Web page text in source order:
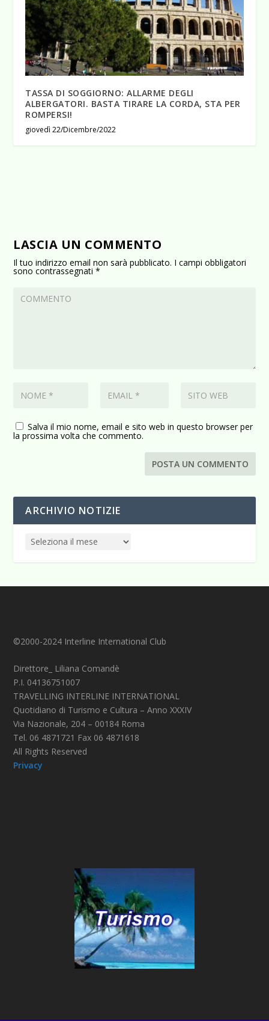
TASSA DI SOGGIORNO: ALLARME DEGLI
ALBERGATORI. BASTA TIRARE LA CORDA, STA PER
ROMPERSI!
giovedì 22/Dicembre/2022
LASCIA UN COMMENTO
Il tuo indirizzo email non sarà pubblicato. I campi obbligatori
sono contrassegnati*
Salva il mio nome, email e sito web in questo browser per
la prossima volta che commento.
ARCHIVIO NOTIZIE
©2000-2024 Interline International Club
Direttore_ Liliana Comandè
P.I. 04136751007
TRAVELLING INTERLINE INTERNATIONAL
Quotidiano di Turismo e Cultura – Anno XXXIV
Via Nazionale, 204 – 00184 Roma
Tel. 06 4871721 Fax 06 4871618
All Rights Reserved
Privacy